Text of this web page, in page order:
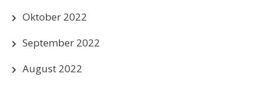
Oktober 2022
September 2022
August 2022